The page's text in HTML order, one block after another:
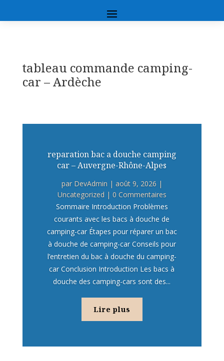
tableau commande camping-
car – Ardèche
reparation bac a douche camping
car – Auvergne-Rhône-Alpes
par DevAdmin | août 9, 2026 |
Uncategorized | 0 Commentaires
Sommaire Introduction Problèmes
courants avec les bacs à douche de
camping-car Étapes pour réparer un bac
à douche de camping-car Conseils pour
l’entretien du bac à douche du camping-
car Conclusion Introduction Les bacs à
douche des camping-cars sont des...
Lire plus